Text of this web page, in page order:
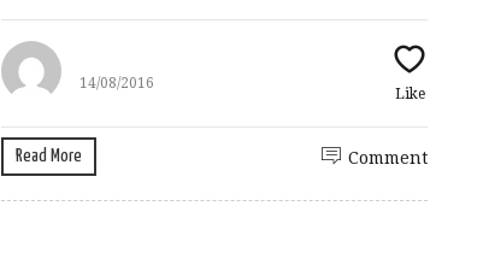
14/08/2016
Like
Read More Comment